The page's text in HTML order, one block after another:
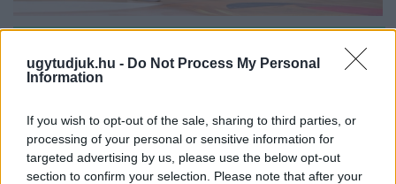
ugytudjuk.hu - Do Not Process My Personal
Information
If you wish to opt-out of the sale, sharing to third parties, or
processing of your personal or sensitive information for
targeted advertising by us, please use the below opt-out
section to confirm your selection. Please note that after your
KOSÁRLABDA-VÁLOGATOTT SZŰKÍTETT
KERETÉBEN
Szólj hozzá!